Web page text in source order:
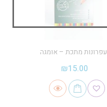
עפרונות מתכת – אומגה
₪15.00